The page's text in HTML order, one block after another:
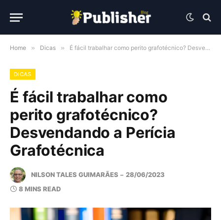
Home » Dicas » É fácil trabalhar como perito grafotécnico? Desvendando a Perícia Grafotécnica
DICAS
É fácil trabalhar como
perito grafotécnico?
Desvendando a Perícia
Grafotécnica
NILSON TALES GUIMARÃES
28/06/2023
8 MINS READ